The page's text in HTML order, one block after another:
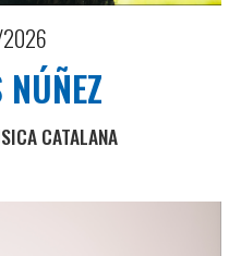
CATALANA